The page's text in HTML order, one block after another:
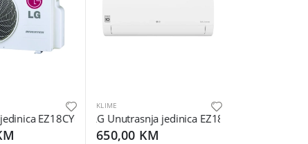
EZ18CYU.AL21
KLIME
LG Unutrasnja jedinica EZ18CYN.ASK1
650,00 KM